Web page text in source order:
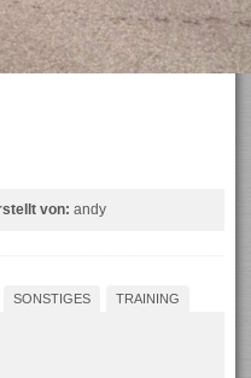
von: andy
SONSTIGES TRAINING